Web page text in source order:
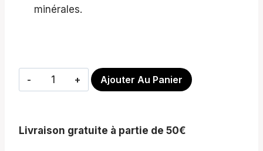
minérales.
quantité
de
Réparateur
Ajouter Au Panier
Livraison gratuite à partie de 50€